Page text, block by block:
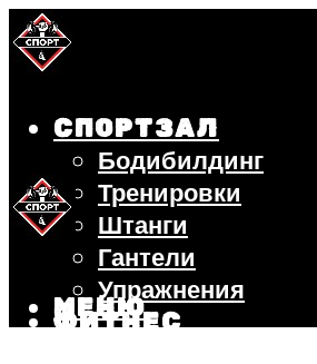
СПОРТЗАЛ
Бодибилдинг
Тренировки
Штанги
Гантели
Упражнения
ФИТНЕС
МЕНЮ